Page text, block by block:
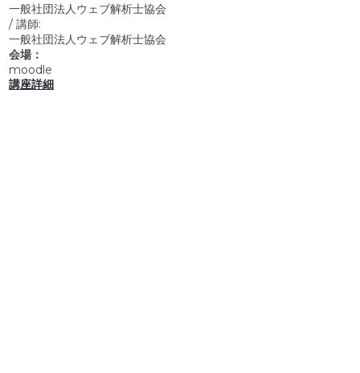
一般社団法人ウェブ解析士協会
/ 講師:
一般社団法人ウェブ解析士協会
会場：
moodle
講座詳細